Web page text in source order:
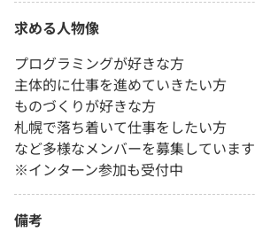
求める人物像
プログラミングが好きな方
主体的に仕事を進めていきたい方
ものづくりが好きな方
札幌で落ち着いて仕事をしたい方
など多様なメンバーを募集しています
※インターン参加も受付中
備考